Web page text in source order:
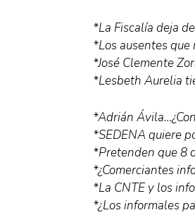
*La Fiscalía deja
*Los ausentes
*José Clemente
*Lesbeth Aurelia
*Adrián
*SEDENA quiere
*Pretenden que 8
*¿Comerciantes
*La CNTE y los
*¿Los informales